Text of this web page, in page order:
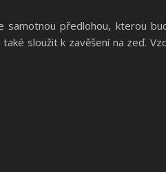
samotnou předlohou, kterou
sloužit k zavěšení na zeď.